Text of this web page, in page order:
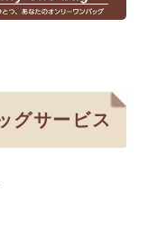
グサービス